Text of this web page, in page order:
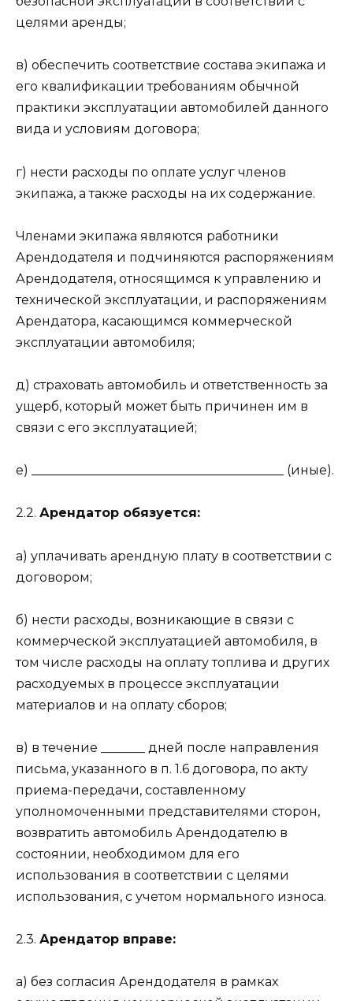
целями аренды;
в) обеспечить соответствие состава экипажа и
его квалификации требованиям обычной
практики эксплуатации автомобилей данного
вида и условиям договора;
г) нести расходы по оплате услуг членов
экипажа, а также расходы на их содержание.
Членами экипажа являются работники
Арендодателя и подчиняются распоряжениям
Арендодателя, относящимся к управлению и
технической эксплуатации, и распоряжениям
Арендатора, касающимся коммерческой
эксплуатации автомобиля;
д) страховать автомобиль и ответственность за
ущерб, который может быть причинен им в
связи с его эксплуатацией;
е) ________________________________________ (иные).
2.2. Арендатор обязуется:
а) уплачивать арендную плату в соответствии с
договором;
б) нести расходы, возникающие в связи с
коммерческой эксплуатацией автомобиля, в
том числе расходы на оплату топлива и других
расходуемых в процессе эксплуатации
материалов и на оплату сборов;
в) в течение _______ дней после направления
письма, указанного в п. 1.6 договора, по акту
приема-передачи, составленному
уполномоченными представителями сторон,
возвратить автомобиль Арендодателю в
состоянии, необходимом для его
использования в соответствии с целями
использования, с учетом нормального износа.
2.3. Арендатор вправе:
а) без согласия Арендодателя в рамках